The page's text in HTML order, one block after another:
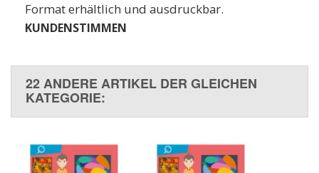
Format erhältlich und ausdruckbar.
KUNDENSTIMMEN
22 ANDERE ARTIKEL DER GLEICHEN
KATEGORIE: